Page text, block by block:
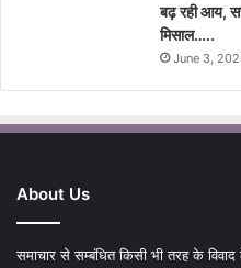
बढ़ रही आय,
मिसाल…..
June 3,
About Us
समाचार से सम्बंधित किसी भी तरह के